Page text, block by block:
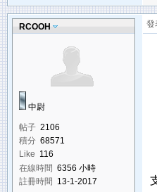
RCOOH
中尉
帖子 2106
積分 68571
Like 116
在線時間 6356 小時
註冊時間 13-1-2017
發